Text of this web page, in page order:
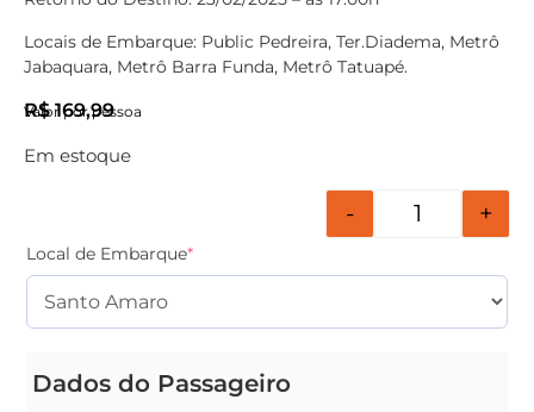
Locais de Embarque: Public Pedreira, Ter.Diadema, Metrô
Jabaquara, Metrô Barra Funda, Metrô Tatuapé.
R$169,99
Valor por pessoa
Em estoque
- +
Local de Embarque*
Dados do Passageiro